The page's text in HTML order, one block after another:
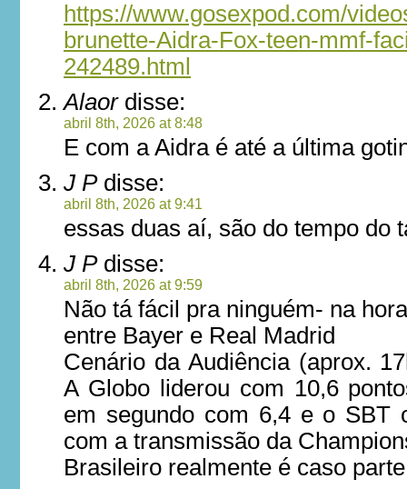
https://www.gosexpod.com/
brunette-Aidra-Fox-teen-mmf-
242489.html
Alaordisse:
abril 8th, 2026 at 8:48
E com a Aidra é até a última
J Pdisse:
abril 8th, 2026 at 9:41
essas duas aí, são do tempo do
J Pdisse:
abril 8th, 2026 at 9:59
Não tá fácil pra ninguém- na
entre Bayer e Real Madrid
Cenário da Audiência (aprox.
A Globo liderou com 10,6
em segundo com 6,4 e o SBT
com a transmissão da
Brasileiro realmente é caso